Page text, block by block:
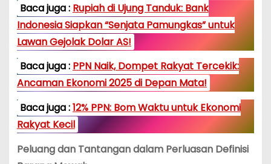
Baca juga : Rupiah di Ujung Tanduk: Bank
Indonesia Siapkan “Senjata Pamungkas” untuk
Lawan Gejolak Dolar AS!
Baca juga : PPN Naik, Dompet Rakyat Tercekik:
Ancaman Ekonomi 2025 di Depan Mata!
Baca juga :12% PPN: Bom Waktu untuk Ekonomi
Rakyat Kecil
Peluang dan Tantangan dalam Perluasan Definisi